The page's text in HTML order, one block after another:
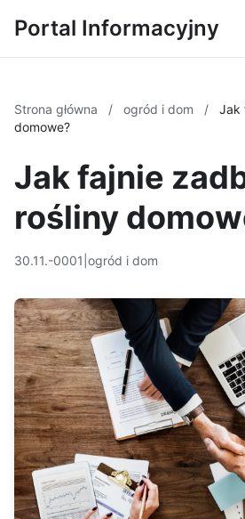
Portal Informacyjny
Strona główna / ogród i dom /
Jak
domowe?
Jak fajnie
rośliny
30.11.-0001 ogród i dom